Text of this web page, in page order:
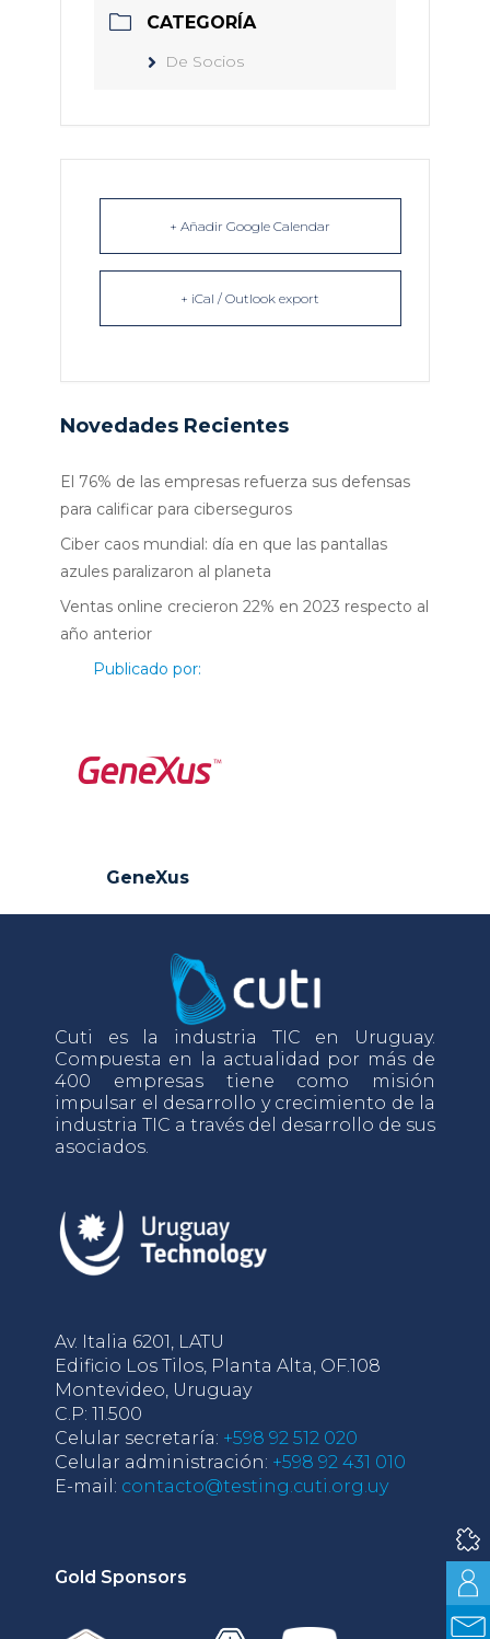
CATEGORÍA
De Socios
+ Añadir Google Calendar
+ iCal / Outlook export
Novedades Recientes
El 76% de las empresas refuerza sus defensas
para calificar para ciberseguros
Ciber caos mundial: día en que las pantallas
azules paralizaron al planeta
Ventas online crecieron 22% en 2023 respecto al
año anterior
Publicado por:
GeneXus
Cuti es la industria TIC en Uruguay.
Compuesta en la actualidad por más de
400 empresas tiene como misión
impulsar el desarrollo y crecimiento de la
industria TIC a través del desarrollo de sus
asociados.
Av. Italia 6201, LATU
Edificio Los Tilos, Planta Alta, OF.108
Montevideo, Uruguay
C.P: 11.500
Celular secretaría: +598 92 512 020
Celular administración: +598 92 431 010
E-mail: contacto@testing.cuti.org.uy
Gold Sponsors